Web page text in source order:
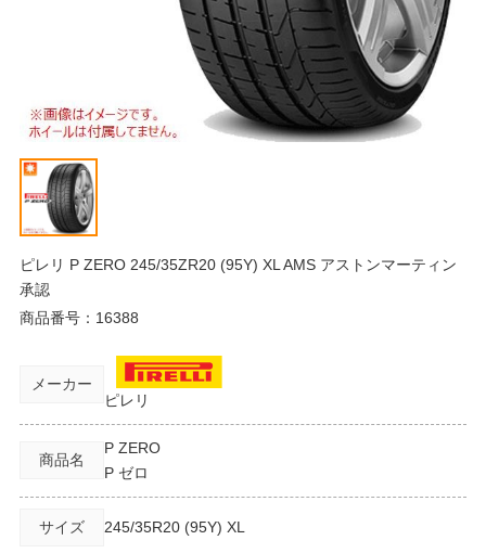
ピレリ P ZERO 245/35ZR20 (95Y) XL AMS アストンマーティン
承認
商品番号： 16388
メーカー
ピレリ
商品名
P ZERO
P ゼロ
サイズ 245/35R20 (95Y) XL